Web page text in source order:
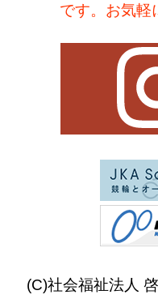
です。お気軽
(C)社会福祉法人